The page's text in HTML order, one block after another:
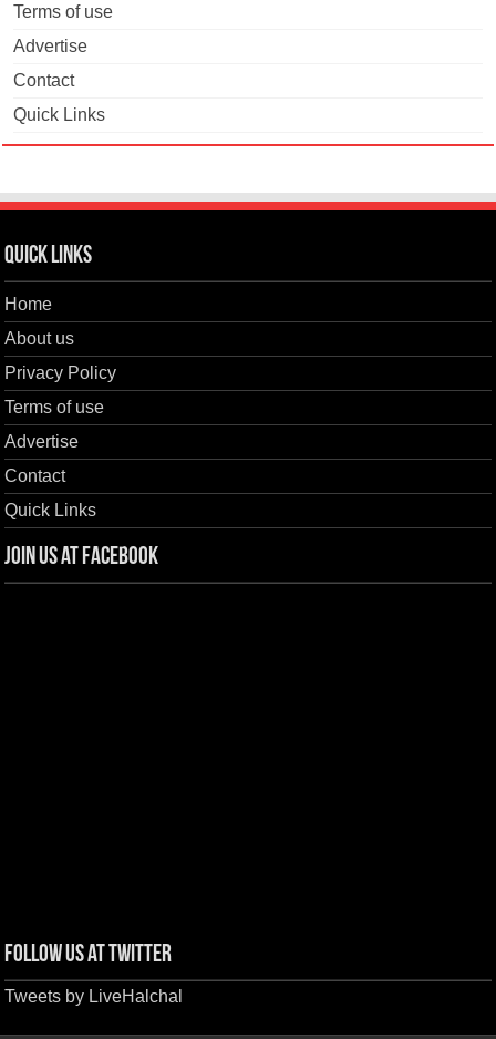
Terms of use
Advertise
Contact
Quick Links
Quick Links
Home
About us
Privacy Policy
Terms of use
Advertise
Contact
Quick Links
Join us at Facebook
Follow us at Twitter
Tweets by LiveHalchal